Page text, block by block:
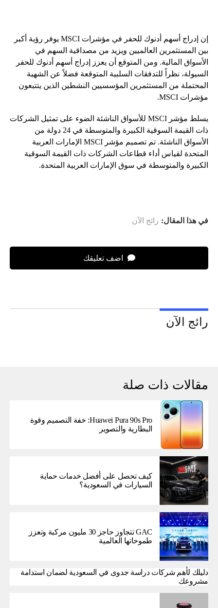
إن إدراج أسهم أدنوك للحفر في مؤشرات MSCI يوفر رؤية أكبر
بين المستثمرين العالميين ويزيد من مصداقية السهم في
الأسواق المالية. ومن المتوقع أن يعزز إدراج أسهم أدنوك للحفر
السيولة، نظراً للتدفقات السلبية المتوقعة فضلاً عن الشهية
المحتملة من المستثمرين المؤسسيين النشطين الذين يتتبعون
مؤشرات MSCI.
يسلط مؤشر MSCI للأسواق الناشئة الضوء على تمثيل الشركات
ذات القيمة السوقية الكبيرة والمتوسطة في 24 دولة من
الأسواق الناشئة. تم تصميم مؤشر MSCI الإمارات العربية
المتحدة لقياس أداء قطاعات الشركات ذات القيمة السوقية
الكبيرة والمتوسطة في سوق الإمارات العربية المتحدة.
في هذا المقال: رائج الآن
اضف تعليقك
رائج الآن
مقالات ذات صلة
Huawei Pura 90s Pro: خفة التصميم وقوة
البطارية والتصوير
كيف تحصل على أفضل خدمات حماية
السيارات في السعودية؟
GAC تتجاوز حاجز 30 مليون مركبة وتعزز
طموحاتها العالمية
دليلك لأهم شركات دراسة جدوى في السعودية لضمان استدامة
مشروعك